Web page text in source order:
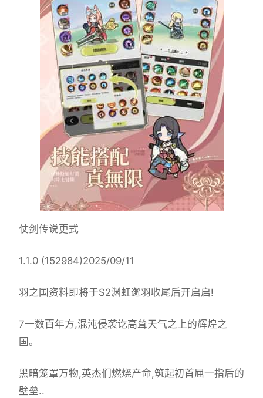
仗剑传说更式
1.1.0 (152984)2025/09/11
羽之国资料即将于S2渊虹邂羽收尾后开启启!
7一数百年方,混沌侵袭讫高耸天气之上的辉煌之
国。
黑暗笼罩万物,英杰们燃烧产命,筑起初首屈一指后的
壁垒..